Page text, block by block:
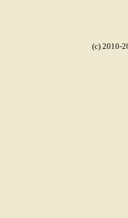
(c) 2010-